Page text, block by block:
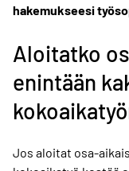
hakemukseesi
Aloitatko
enintään
Jos aloitat osa-